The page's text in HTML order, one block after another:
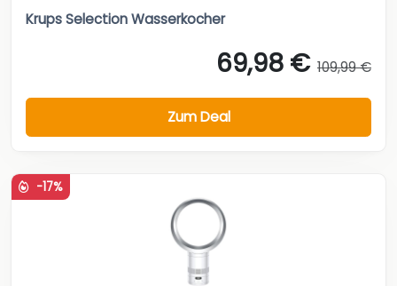
Krups Selection Wasserkocher
69,98 € 109,99 €
Zum Deal
-17%